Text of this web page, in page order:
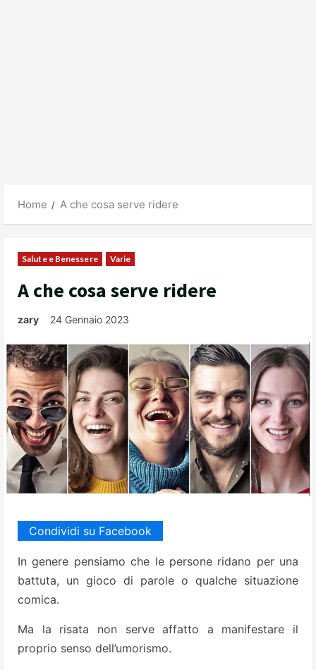
Home A che cosa serve ridere
Salute e Benessere Varie
A che cosa serve ridere
zary 24 Gennaio 2023
Condividi su Facebook
In genere pensiamo che le persone ridano per una
battuta, un gioco di parole o qualche situazione
comica.
Ma la risata non serve affatto a manifestare il
proprio senso dell’umorismo.